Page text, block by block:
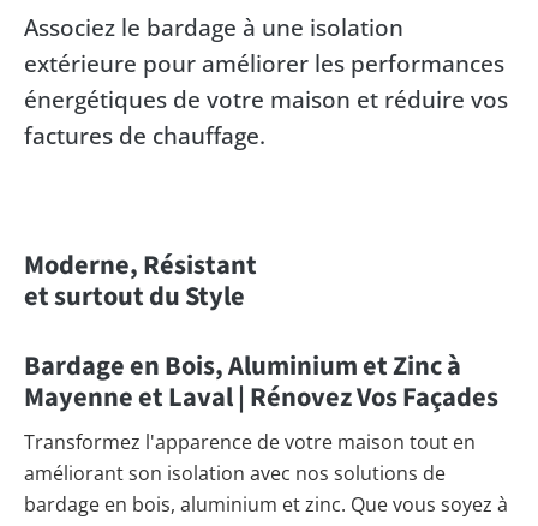
Associez le bardage à une isolation
extérieure pour améliorer les performances
énergétiques de votre maison et réduire vos
factures de chauffage.
Moderne, Résistant
et surtout du Style
Bardage en Bois, Aluminium et Zinc à
Mayenne et Laval | Rénovez Vos Façades
Transformez l'apparence de votre maison tout en
améliorant son isolation avec nos solutions de
bardage en bois, aluminium et zinc. Que vous soyez à